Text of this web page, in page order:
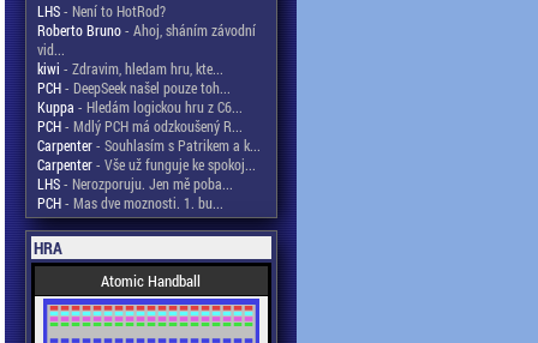
LHS- Není to HotRod?
Roberto Bruno- Ahoj, sháním závodní
vid...
kiwi - Zdravim, hledam hru, kte...
PCH- DeepSeek našel pouze toh...
Kuppa - Hledám logickou hru z C6...
PCH- Mdlý PCH má odzkoušený R...
Carpenter- Souhlasím s Patrikem a k...
Carpenter- Vše už funguje ke spokoj...
LHS- Nerozporuju. Jen mě poba...
PCH- Mas dve moznosti. 1. bu...
HRA
Atomic Handball